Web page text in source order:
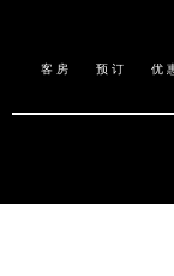
客房 预订 优